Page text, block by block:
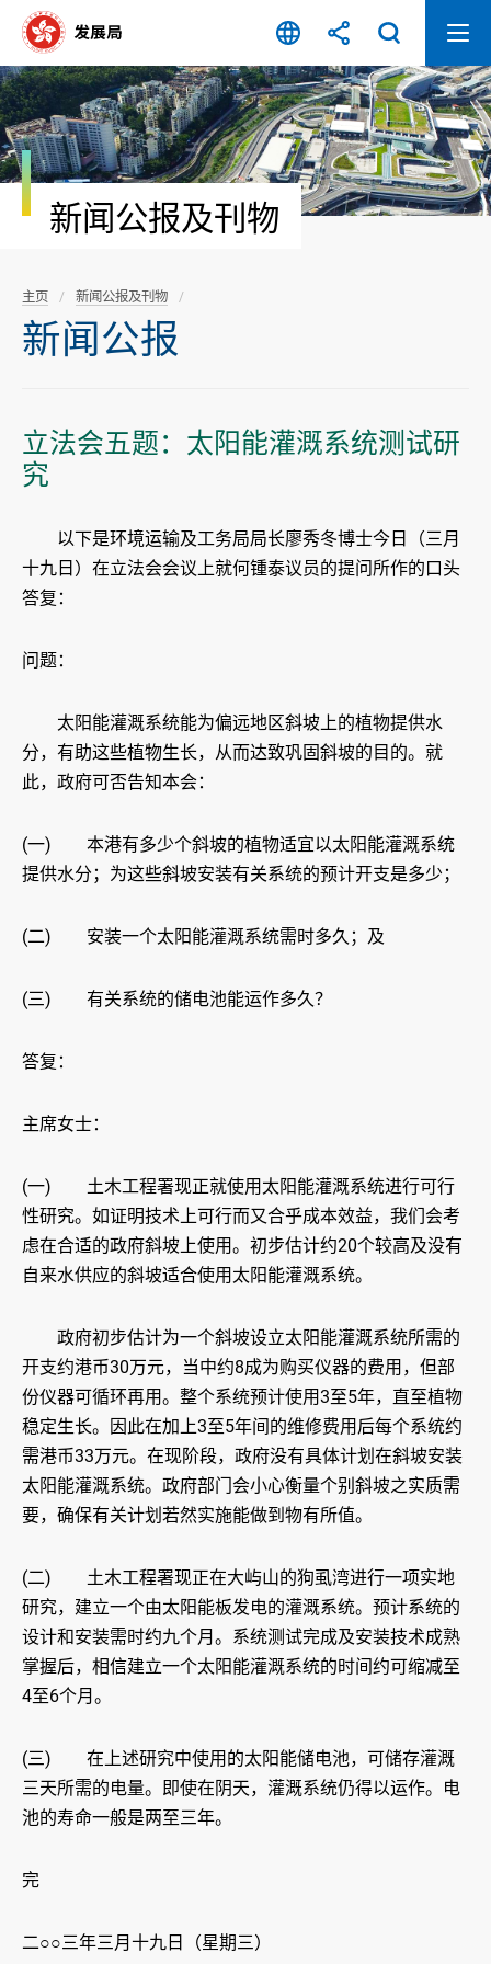
容
开
始
新闻公报及刊物
主页 新闻公报及刊物
新闻公报
立法会五题：太阳能灌溉系统测试研
究
以下是环境运输及工务局局长廖秀冬博士今日（三月
十九日）在立法会会议上就何锺泰议员的提问所作的口头
答复：
问题：
太阳能灌溉系统能为偏远地区斜坡上的植物提供水
分，有助这些植物生长，从而达致巩固斜坡的目的。就
此，政府可否告知本会：
(一) 本港有多少个斜坡的植物适宜以太阳能灌溉系统
提供水分；为这些斜坡安装有关系统的预计开支是多少；
(二) 安装一个太阳能灌溉系统需时多久；及
(三) 有关系统的储电池能运作多久？
答复：
主席女士：
(一) 土木工程署现正就使用太阳能灌溉系统进行可行
性研究。如证明技术上可行而又合乎成本效益，我们会考
虑在合适的政府斜坡上使用。初步估计约20个较高及没有
自来水供应的斜坡适合使用太阳能灌溉系统。
政府初步估计为一个斜坡设立太阳能灌溉系统所需的
开支约港币30万元，当中约8成为购买仪器的费用，但部
份仪器可循环再用。整个系统预计使用3至5年，直至植物
稳定生长。因此在加上3至5年间的维修费用后每个系统约
需港币33万元。在现阶段，政府没有具体计划在斜坡安装
太阳能灌溉系统。政府部门会小心衡量个别斜坡之实质需
要，确保有关计划若然实施能做到物有所值。
(二) 土木工程署现正在大屿山的狗虱湾进行一项实地
研究，建立一个由太阳能板发电的灌溉系统。预计系统的
设计和安装需时约九个月。系统测试完成及安装技术成熟
掌握后，相信建立一个太阳能灌溉系统的时间约可缩减至
4至6个月。
(三) 在上述研究中使用的太阳能储电池，可储存灌溉
三天所需的电量。即使在阴天，灌溉系统仍得以运作。电
池的寿命一般是两至三年。
完
二○○三年三月十九日（星期三）